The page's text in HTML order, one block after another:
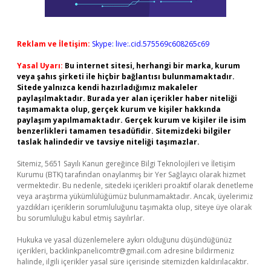
Reklam ve İletişim: Skype: live:.cid.575569c608265c69
Yasal Uyarı: Bu internet sitesi, herhangi bir marka, kurum
veya şahıs şirketi ile hiçbir bağlantısı bulunmamaktadır.
Sitede yalnızca kendi hazırladığımız makaleler
paylaşılmaktadır. Burada yer alan içerikler haber niteliği
taşımamakta olup, gerçek kurum ve kişiler hakkında
paylaşım yapılmamaktadır. Gerçek kurum ve kişiler ile isim
benzerlikleri tamamen tesadüfidir. Sitemizdeki bilgiler
taslak halindedir ve tavsiye niteliği taşımazlar.
Sitemiz, 5651 Sayılı Kanun gereğince Bilgi Teknolojileri ve İletişim
Kurumu (BTK) tarafından onaylanmış bir Yer Sağlayıcı olarak hizmet
vermektedir. Bu nedenle, sitedeki içerikleri proaktif olarak denetleme
veya araştırma yükümlülüğümüz bulunmamaktadır. Ancak, üyelerimiz
yazdıkları içeriklerin sorumluluğunu taşımakta olup, siteye üye olarak
bu sorumluluğu kabul etmiş sayılırlar.
Hukuka ve yasal düzenlemelere aykırı olduğunu düşündüğünüz
içerikleri, backlinkpanelicomtr@gmail.com adresine bildirmeniz
halinde, ilgili içerikler yasal süre içerisinde sitemizden kaldırılacaktır.